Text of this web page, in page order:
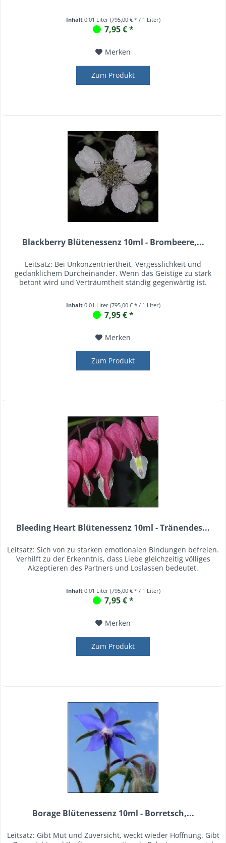
Inhalt 0.01 Liter (795,00 € * / 1 Liter)
7,95 € *
Merken
Zum Produkt
Blackberry Blütenessenz 10ml - Brombeere,...
Leitsatz: Bei Unkonzentriertheit, Vergesslichkeit und
gedanklichem Durcheinander. Wenn das Geistige zu stark
betont wird und Verträumtheit ständig gegenwärtig ist.
Inhalt 0.01 Liter (795,00 € * / 1 Liter)
7,95 € *
Merken
Zum Produkt
Bleeding Heart Blütenessenz 10ml - Tränendes...
Leitsatz: Sich von zu starken emotionalen Bindungen befreien.
Verhilft zu der Erkenntnis, dass Liebe gleichzeitig völliges
Akzeptieren des Partners und Loslassen bedeutet.
Inhalt 0.01 Liter (795,00 € * / 1 Liter)
7,95 € *
Merken
Zum Produkt
Borage Blütenessenz 10ml - Borretsch,...
Leitsatz: Gibt Mut und Zuversicht, weckt wieder Hoffnung. Gibt